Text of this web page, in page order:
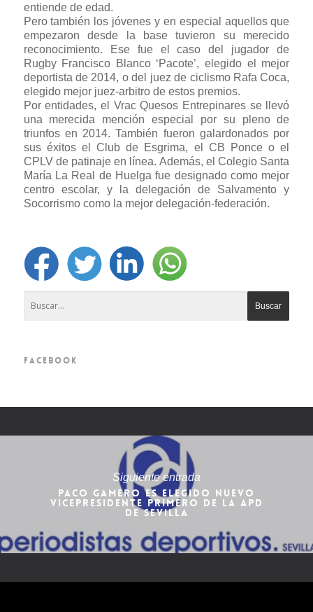
entiende de edad.
Pero también los jóvenes y en especial aquellos que
empezaron desde la base tuvieron su merecido
reconocimiento. Ese fue el caso del jugador de
Rugby Francisco Blanco ‘Pacote’, elegido el mejor
deportista de 2014, o del juez de ciclismo Rafa Coca,
elegido mejor juez-arbitro de estos premios.
Por entidades, el Vrac Quesos Entrepinares se llevó
una merecida mención especial por su pleno de
triunfos en 2014. También fueron galardonados por
sus éxitos el Club de Esgrima, el CB Ponce o el
CPLV de patinaje en línea. Además, el Colegio Santa
María La Real de Huelga fue designado como mejor
centro escolar, y la delegación de Salvamento y
Socorrismo como la mejor delegación-federación.
FACEBOOK
Siguiente entrada
PACO GAMERO ES ELEGIDO NUEVO
VICEPRESIDENTE PRIMERO DE LA APD
DE SEVILLA